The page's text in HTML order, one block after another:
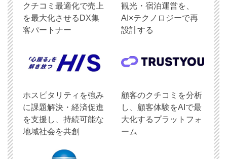
クチコミ最適化で売上
を最大化させるDX集
客パートナー
観光・宿泊運営を、
AI×テクノロジーで再
設計する
ホスピタリティを強み
に課題解決・経済促進
を支援し、持続可能な
地域社会を共創
顧客のクチコミを分析
し、顧客体験をAIで最
大化するプラットフォ
ーム